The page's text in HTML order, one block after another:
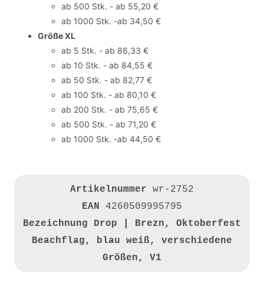
ab 500 Stk. - ab 55,20 €
ab 1000 Stk. -ab 34,50 €
Größe XL
ab 5 Stk. - ab 86,33 €
ab 10 Stk. - ab 84,55 €
ab 50 Stk. - ab 82,77 €
ab 100 Stk. - ab 80,10 €
ab 200 Stk. - ab 75,65 €
ab 500 Stk. - ab 71,20 €
ab 1000 Stk. -ab 44,50 €
Artikelnummer wr-2752
EAN 4260509995795
Bezeichnung Drop | Brezn, Oktoberfest
Beachflag, blau weiß, verschiedene
Größen, V1